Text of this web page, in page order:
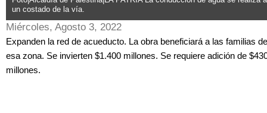
un costado de la vía.
Miércoles, Agosto 3, 2022
Expanden la red de acueducto. La obra beneficiará a las familias de
esa zona. Se invierten $1.400 millones. Se requiere adición de
millones.